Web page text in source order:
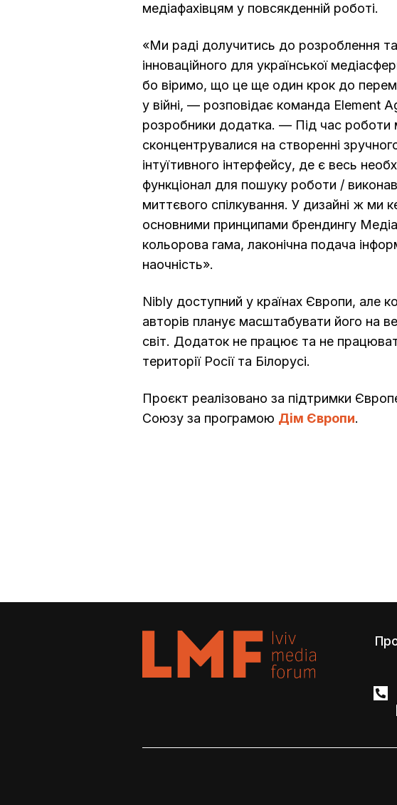
медіафахівцям у повсякденній роботі.
«Ми раді долучитись до розроблення
інноваційного для української
бо віримо, що це ще один крок до
у війні, — розповідає команда Element
розробники додатка. — Під час роботи
сконцентрувалися на створенні
інтуїтивного інтерфейсу, де є весь
функціонал для пошуку роботи /
миттєвого спілкування. У дизайні ж ми
основними принципами брендингу
кольорова гама, лаконічна подача
наочність».
Nibly доступний у країнах Європи, але
авторів планує масштабувати його на
світ. Додаток не працює та не
території Росії та Білорусі.
Проєкт реалізовано за підтримки
Союзу за програмою Дім Європи.